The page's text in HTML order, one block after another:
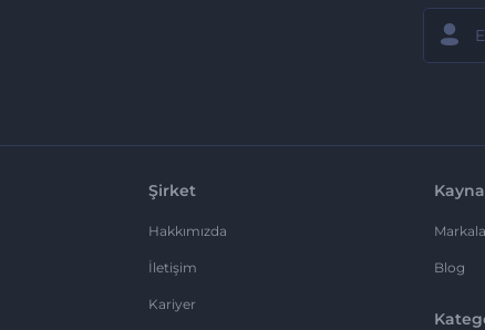
Şirket
Hakkımızda
İletişim
Kariyer
Blog